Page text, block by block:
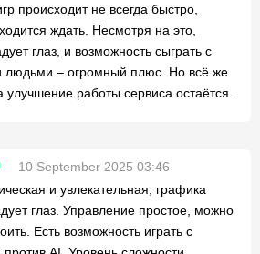
происходит не всегда быстро,
ждать. Несмотря на это,
глаз, и возможность сыграть с
людьми – огромный плюс. Но всё же
улучшение работы сервиса остаётся.
10 September 2025 03:46
и увлекательная, графика
глаз. Управление простое, можно
Есть возможность играть с